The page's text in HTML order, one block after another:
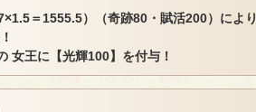
＝1555.5）（奇跡80・賦活200）によ
女王に【光輝100】を付与！